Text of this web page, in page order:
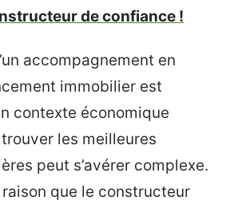
de confiance !
accompagnement en
immobilier est
contexte économique
les meilleures
peut s’avérer complexe.
raison que le constructeur